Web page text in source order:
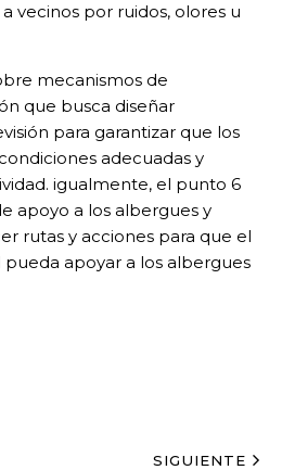
vecinos por ruidos, olores u
mecanismos de
que busca diseñar
para garantizar que los
adecuadas y
igualmente, el punto 6
apoyo a los albergues y
rutas y acciones para que el
apoyar a los albergues
SIGUIENTE